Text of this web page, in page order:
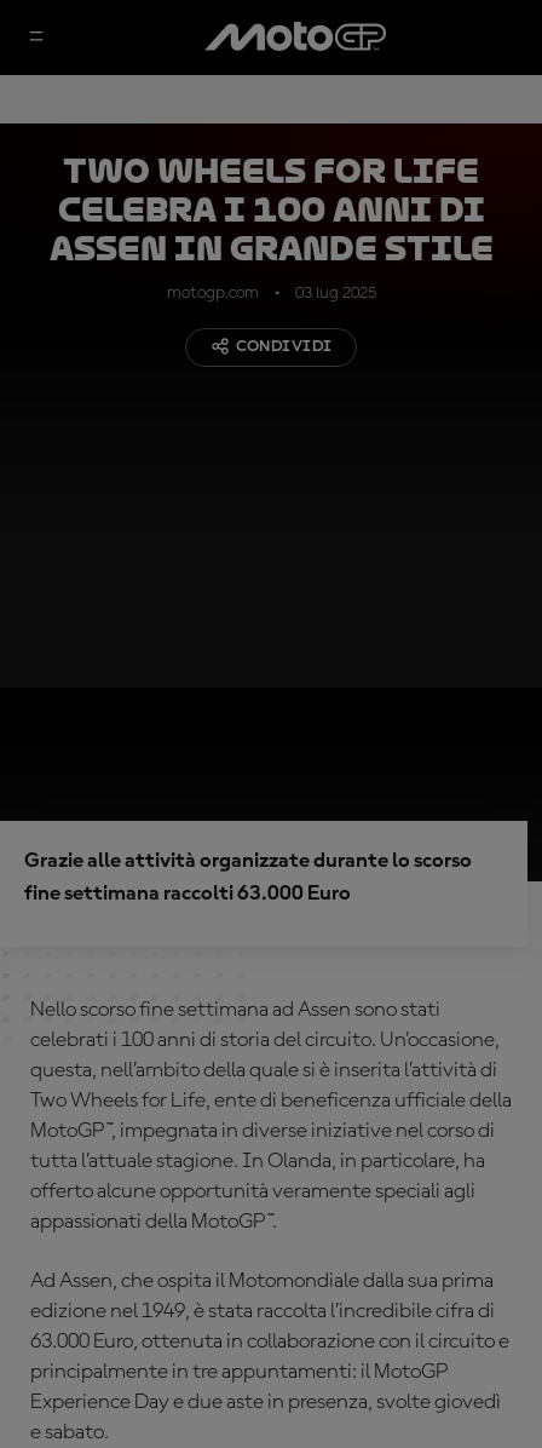
Two Wheels for Life
celebra i 100 anni di
Assen in grande stile
motogp.com 03 lug 2025
CONDIVIDI
Grazie alle attività organizzate durante lo scorso
fine settimana raccolti 63.000 Euro
Nello scorso fine settimana ad Assen sono stati
celebrati i 100 anni di storia del circuito. Un’occasione,
questa, nell’ambito della quale si è inserita l’attività di
Two Wheels for Life, ente di beneficenza ufficiale della
MotoGP™, impegnata in diverse iniziative nel corso di
tutta l’attuale stagione. In Olanda, in particolare, ha
offerto alcune opportunità veramente speciali agli
appassionati della MotoGP™.
Ad Assen, che ospita il Motomondiale dalla sua prima
edizione nel 1949, è stata raccolta l’incredibile cifra di
63.000 Euro, ottenuta in collaborazione con il circuito e
principalmente in tre appuntamenti: il MotoGP
Experience Day e due aste in presenza, svolte giovedì
e sabato.